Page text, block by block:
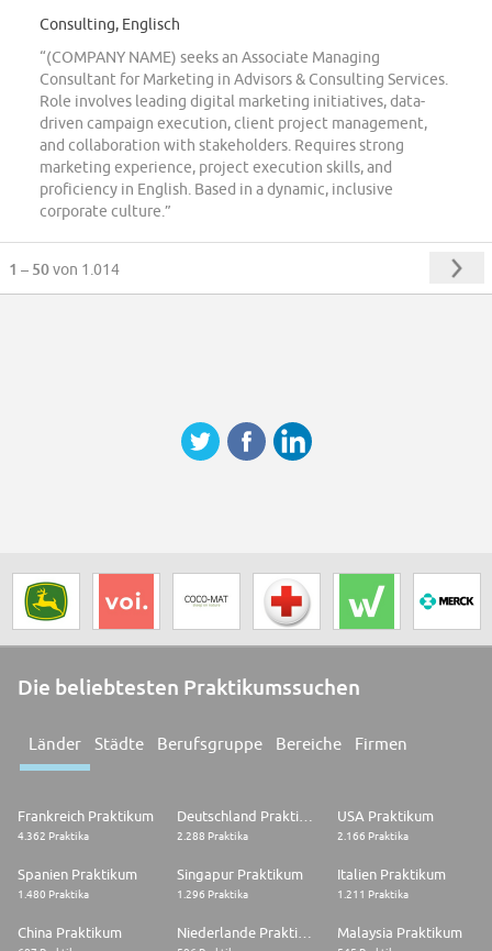
Consulting, Englisch
“(COMPANY NAME) seeks an Associate Managing
Consultant for Marketing in Advisors & Consulting Services.
Role involves leading digital marketing initiatives, data-
driven campaign execution, client project management,
and collaboration with stakeholders. Requires strong
marketing experience, project execution skills, and
proficiency in English. Based in a dynamic, inclusive
corporate culture.”
1 – 50von 1.014
Die beliebtesten Praktikumssuchen
Länder Städte Berufsgruppe Bereiche Firmen
Frankreich Praktikum
4.362 Praktika 2.288 Praktika
USA Praktikum
2.166 Praktika
Spanien Praktikum
1.480 Praktika
Singapur Praktikum
1.296 Praktika
Italien Praktikum
1.211 Praktika
China Praktikum Malaysia Praktikum